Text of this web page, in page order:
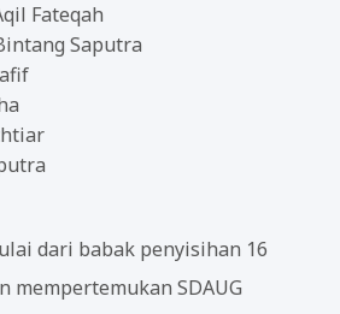
Fateqah
Saputra
dari babak penyisihan 16
mempertemukan SDAUG